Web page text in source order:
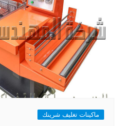
ماكينات تغليف شرينك